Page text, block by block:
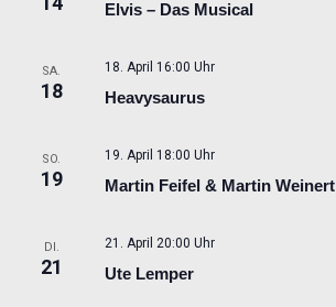
Elvis – Das Musical
SA.
18 Heavysaurus
18. April 16:00 Uhr
SO.
19 Martin Feifel & Martin Weinert
19. April 18:00 Uhr
DI.
21 Ute Lemper
21. April 20:00 Uhr